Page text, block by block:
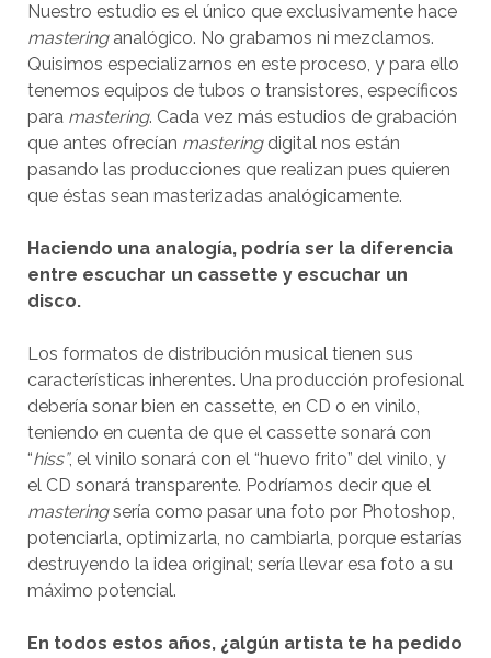
Nuestro estudio es el único que exclusivamente hace
mastering analógico. No grabamos ni mezclamos.
Quisimos especializarnos en este proceso, y para ello
tenemos equipos de tubos o transistores, específicos
para mastering. Cada vez más estudios de grabación
que antes ofrecían mastering digital nos están
pasando las producciones que realizan pues quieren
que éstas sean masterizadas analógicamente.
Haciendo una analogía, podría ser la diferencia
entre escuchar un cassette y escuchar un
disco.
Los formatos de distribución musical tienen sus
características inherentes. Una producción profesional
debería sonar bien en cassette, en CD o en vinilo,
teniendo en cuenta de que el cassette sonará con
“hiss”, el vinilo sonará con el “huevo frito” del vinilo, y
el CD sonará transparente. Podríamos decir que el
masteringsería como pasar una foto por Photoshop,
potenciarla, optimizarla, no cambiarla, porque estarías
destruyendo la idea original; sería llevar esa foto a su
máximo potencial.
En todos estos años, ¿algún artista te ha pedido